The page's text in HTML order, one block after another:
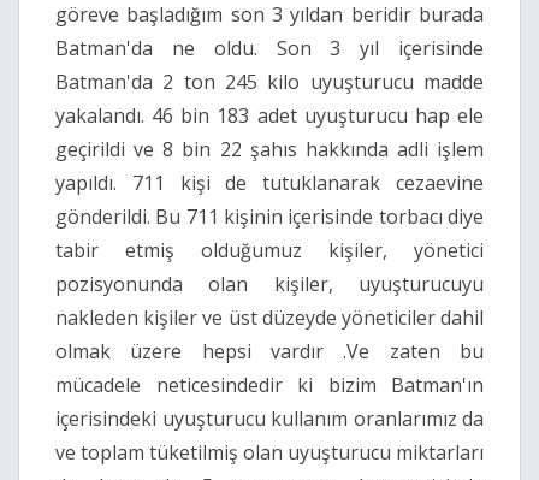
göreve başladığım son 3 yıldan beridir burada
Batman'da ne oldu. Son 3 yıl içerisinde
Batman'da 2 ton 245 kilo uyuşturucu madde
yakalandı. 46 bin 183 adet uyuşturucu hap ele
geçirildi ve 8 bin 22 şahıs hakkında adli işlem
yapıldı. 711 kişi de tutuklanarak cezaevine
gönderildi. Bu 711 kişinin içerisinde torbacı diye
tabir etmiş olduğumuz kişiler, yönetici
pozisyonunda olan kişiler, uyuşturucuyu
nakleden kişiler ve üst düzeyde yöneticiler dahil
olmak üzere hepsi vardır .Ve zaten bu
mücadele neticesindedir ki bizim Batman'ın
içerisindeki uyuşturucu kullanım oranlarımız da
ve toplam tüketilmiş olan uyuşturucu miktarları